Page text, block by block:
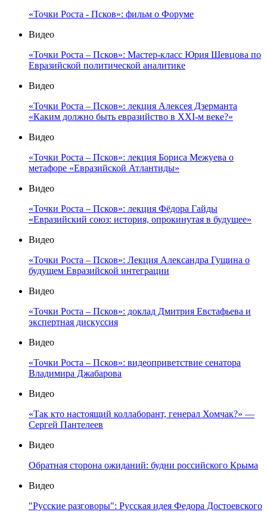
«Точки Роста - Псков»: фильм о Форуме
Видео
«Точки Роста – Псков»: Мастер-класс Юрия Шевцова по
Евразийской политической аналитике
Видео
«Точки Роста – Псков»: лекция Алексея Дзерманта
«Каким должно быть евразийство в XXI-м веке?»
Видео
«Точки Роста – Псков»: лекция Бориса Межуева о
метафоре «Евразийской Атлантиды»
Видео
«Точки Роста – Псков»: лекция Фёдора Гайды
«Евразийский союз: история, опрокинутая в будущее»
Видео
«Точки Роста – Псков»: Лекция Александра Гущина о
будущем Евразийской интеграции
Видео
«Точки Роста – Псков»: доклад Дмитрия Евстафьева и
экспертная дискуссия
Видео
«Точки Роста – Псков»: видеоприветствие сенатора
Владимира Джабарова
Видео
«Так кто настоящий коллаборант, генерал Хомчак?» —
Сергей Пантелеев
Видео
Обратная сторона ожиданий: будни российского Крыма
Видео
"Русские разговоры": Русская идея Федора Достоевского